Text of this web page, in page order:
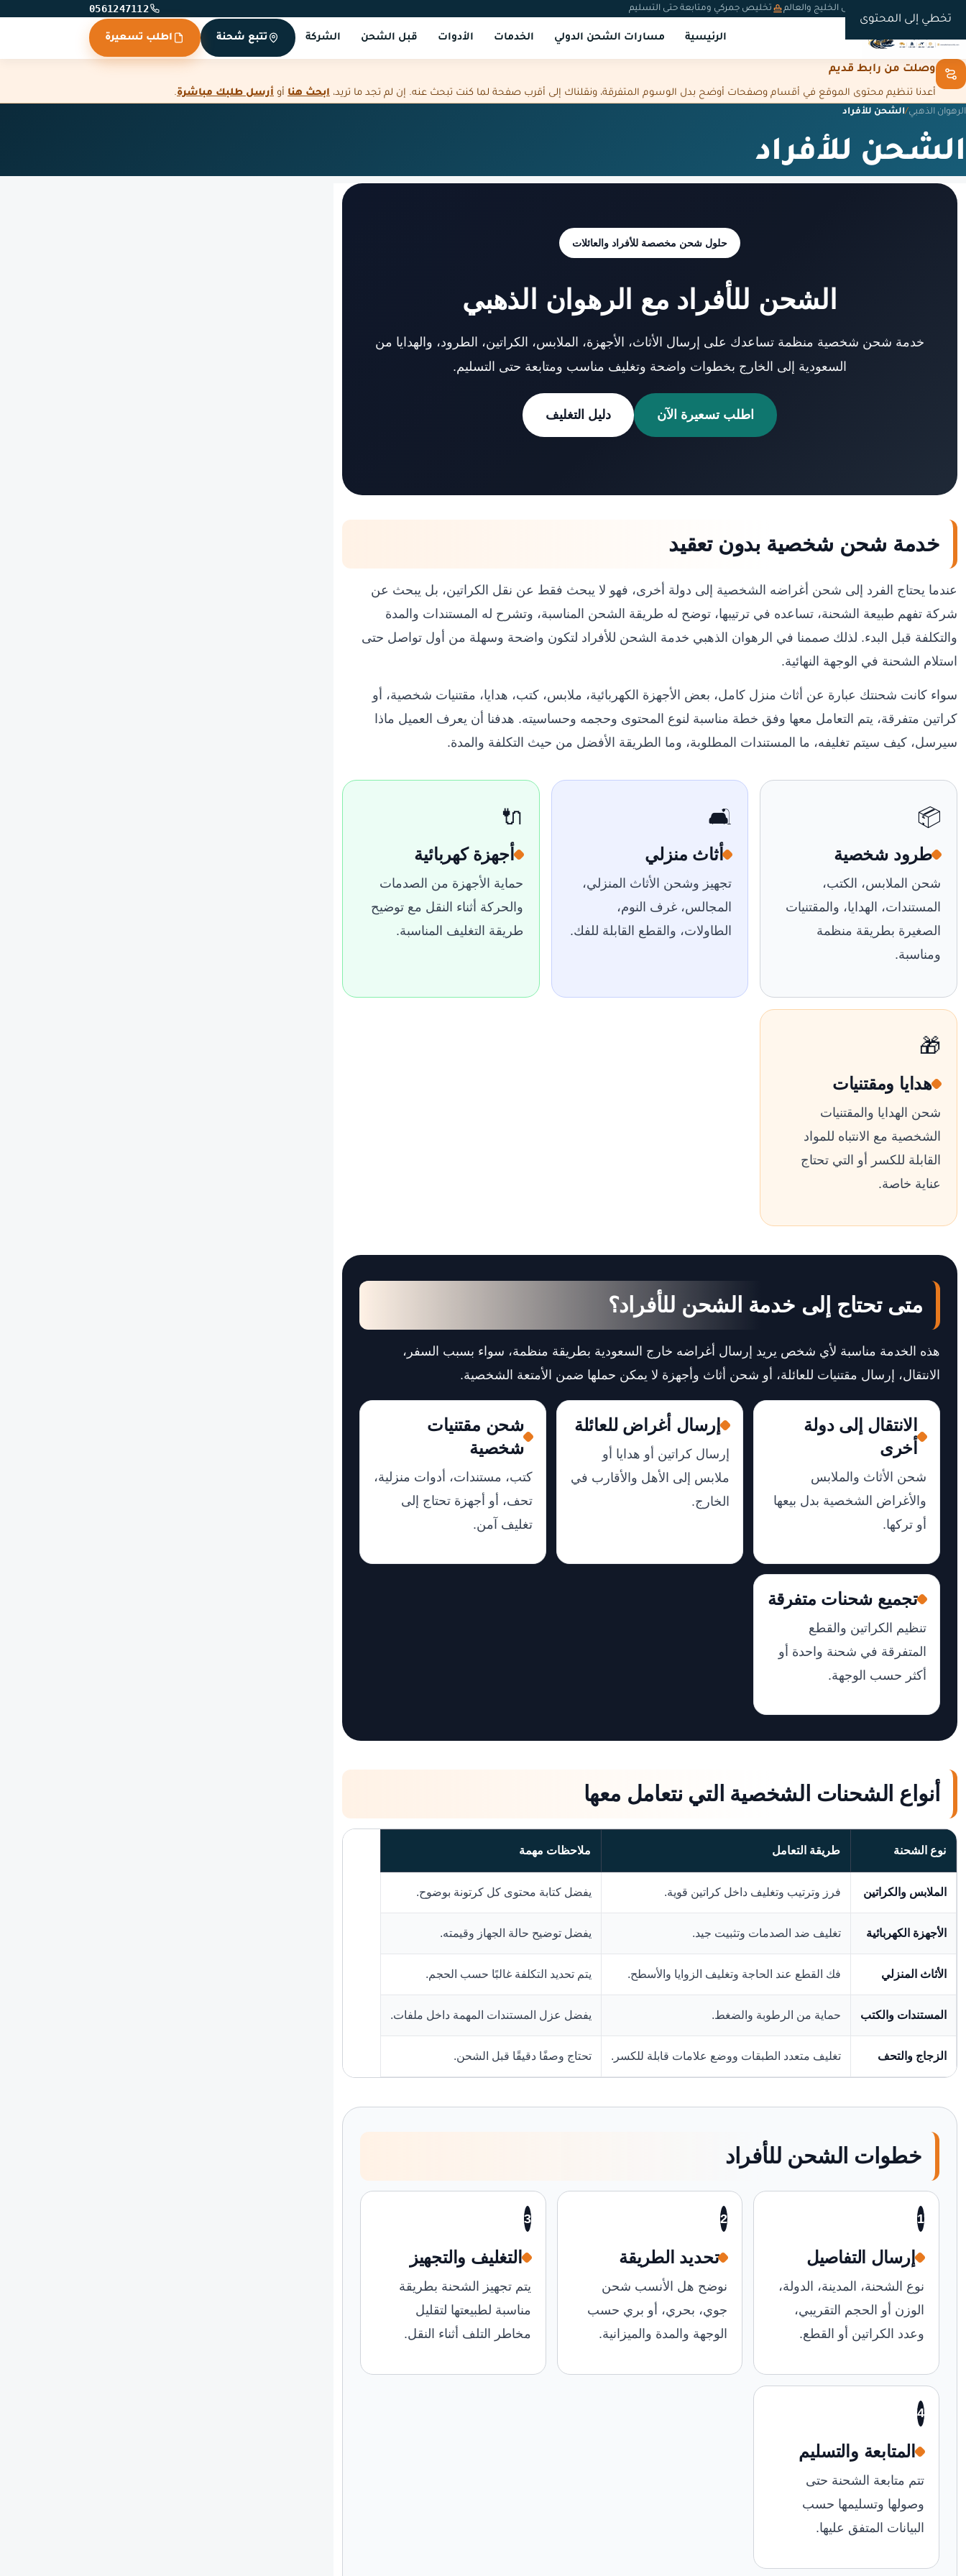
تخطي إلى المحتوى
شحن دولي من السعودية إلى الخليج والعالم تخليص جمركي ومتابعة حتى التسليم 0561247112
الرئيسية مسارات الشحن الدولي الخدمات الأدوات قبل الشحن الشركة تتبع شحنة اطلب تسعيرة
وصلت من رابط قديم
أعدنا تنظيم محتوى الموقع في أقسام وصفحات أوضح بدل الوسوم المتفرقة، ونقلناك إلى أقرب صفحة لما كنت تبحث عنه. إن لم تجد ما تريد، ابحث هنا أو أرسل طلبك مباشرة.
الرهوان الذهبي/الشحن للأفراد
الشحن للأفراد
حلول شحن مخصصة للأفراد والعائلات
الشحن للأفراد مع الرهوان الذهبي
خدمة شحن شخصية منظمة تساعدك على إرسال الأثاث، الأجهزة، الملابس، الكراتين، الطرود، والهدايا من
السعودية إلى الخارج بخطوات واضحة وتغليف مناسب ومتابعة حتى التسليم.
اطلب تسعيرة الآن دليل التغليف
خدمة شحن شخصية بدون تعقيد
عندما يحتاج الفرد إلى شحن أغراضه الشخصية إلى دولة أخرى، فهو لا يبحث فقط عن نقل الكراتين، بل يبحث عن
شركة تفهم طبيعة الشحنة، تساعده في ترتيبها، توضح له طريقة الشحن المناسبة، وتشرح له المستندات والمدة
والتكلفة قبل البدء. لذلك صممنا في الرهوان الذهبي خدمة الشحن للأفراد لتكون واضحة وسهلة من أول تواصل حتى
استلام الشحنة في الوجهة النهائية.
سواء كانت شحنتك عبارة عن أثاث منزل كامل، بعض الأجهزة الكهربائية، ملابس، كتب، هدايا، مقتنيات شخصية، أو
كراتين متفرقة، يتم التعامل معها وفق خطة مناسبة لنوع المحتوى وحجمه وحساسيته. هدفنا أن يعرف العميل ماذا
سيرسل، كيف سيتم تغليفه، ما المستندات المطلوبة، وما الطريقة الأفضل من حيث التكلفة والمدة.
📦
طرود شخصية
شحن الملابس، الكتب،
المستندات، الهدايا، والمقتنيات
الصغيرة بطريقة منظمة
ومناسبة.
🛋️
أثاث منزلي
تجهيز وشحن الأثاث المنزلي،
المجالس، غرف النوم،
الطاولات، والقطع القابلة للفك.
🔌
أجهزة كهربائية
حماية الأجهزة من الصدمات
والحركة أثناء النقل مع توضيح
طريقة التغليف المناسبة.
🎁
هدايا ومقتنيات
شحن الهدايا والمقتنيات
الشخصية مع الانتباه للمواد
القابلة للكسر أو التي تحتاج
عناية خاصة.
متى تحتاج إلى خدمة الشحن للأفراد؟
هذه الخدمة مناسبة لأي شخص يريد إرسال أغراضه خارج السعودية بطريقة منظمة، سواء بسبب السفر،
الانتقال، إرسال مقتنيات للعائلة، أو شحن أثاث وأجهزة لا يمكن حملها ضمن الأمتعة الشخصية.
الانتقال إلى دولة
أخرى
شحن الأثاث والملابس
والأغراض الشخصية بدل بيعها
أو تركها.
إرسال أغراض للعائلة
إرسال كراتين أو هدايا أو
ملابس إلى الأهل والأقارب في
الخارج.
شحن مقتنيات
شخصية
كتب، مستندات، أدوات منزلية،
تحف، أو أجهزة تحتاج إلى
تغليف آمن.
تجميع شحنات متفرقة
تنظيم الكراتين والقطع
المتفرقة في شحنة واحدة أو
أكثر حسب الوجهة.
أنواع الشحنات الشخصية التي نتعامل معها
نوع الشحنة طريقة التعامل ملاحظات مهمة
الملابس والكراتين فرز وترتيب وتغليف داخل كراتين قوية. يفضل كتابة محتوى كل كرتونة بوضوح.
الأجهزة الكهربائية تغليف ضد الصدمات وتثبيت جيد. يفضل توضيح حالة الجهاز وقيمته.
الأثاث المنزلي فك القطع عند الحاجة وتغليف الزوايا والأسطح. يتم تحديد التكلفة غالبًا حسب الحجم.
المستندات والكتب حماية من الرطوبة والضغط. يفضل عزل المستندات المهمة داخل ملفات.
الزجاج والتحف تغليف متعدد الطبقات ووضع علامات قابلة للكسر. تحتاج وصفًا دقيقًا قبل الشحن.
خطوات الشحن للأفراد
1
إرسال التفاصيل
نوع الشحنة، المدينة، الدولة،
الوزن أو الحجم التقريبي،
وعدد الكراتين أو القطع.
2
تحديد الطريقة
نوضح هل الأنسب شحن
جوي، بحري، أو بري حسب
الوجهة والمدة والميزانية.
3
التغليف والتجهيز
يتم تجهيز الشحنة بطريقة
مناسبة لطبيعتها لتقليل
مخاطر التلف أثناء النقل.
4
المتابعة والتسليم
تتم متابعة الشحنة حتى
وصولها وتسليمها حسب
البيانات المتفق عليها.